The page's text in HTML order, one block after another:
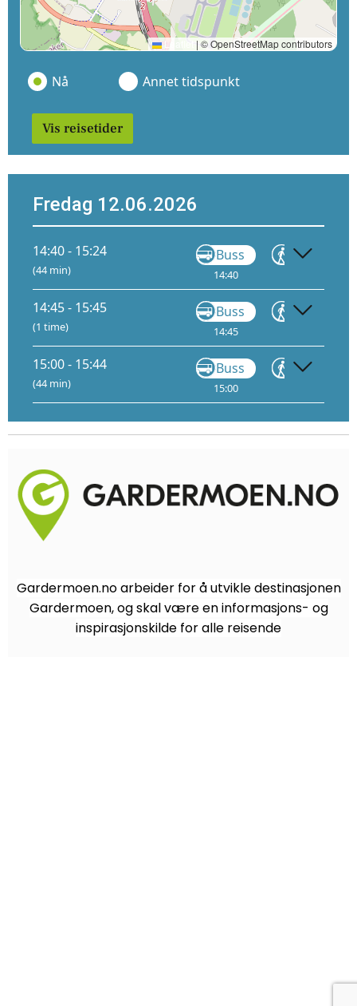
Leaflet | © OpenStreetMap contributors
Nå Annet tidspunkt
Vis reisetider
Fredag 12.06.2026
14:40 - 15:24
(44 min)
Buss
14:40
Gå
14:45 - 15:45
(1 time)
Buss
14:45
Gå
15:00 - 15:44
(44 min)
Buss
15:00
Gå
Gardermoen.no arbeider for å utvikle destinasjonen
Gardermoen, og skal være en informasjons- og
inspirasjonskilde for alle reisende